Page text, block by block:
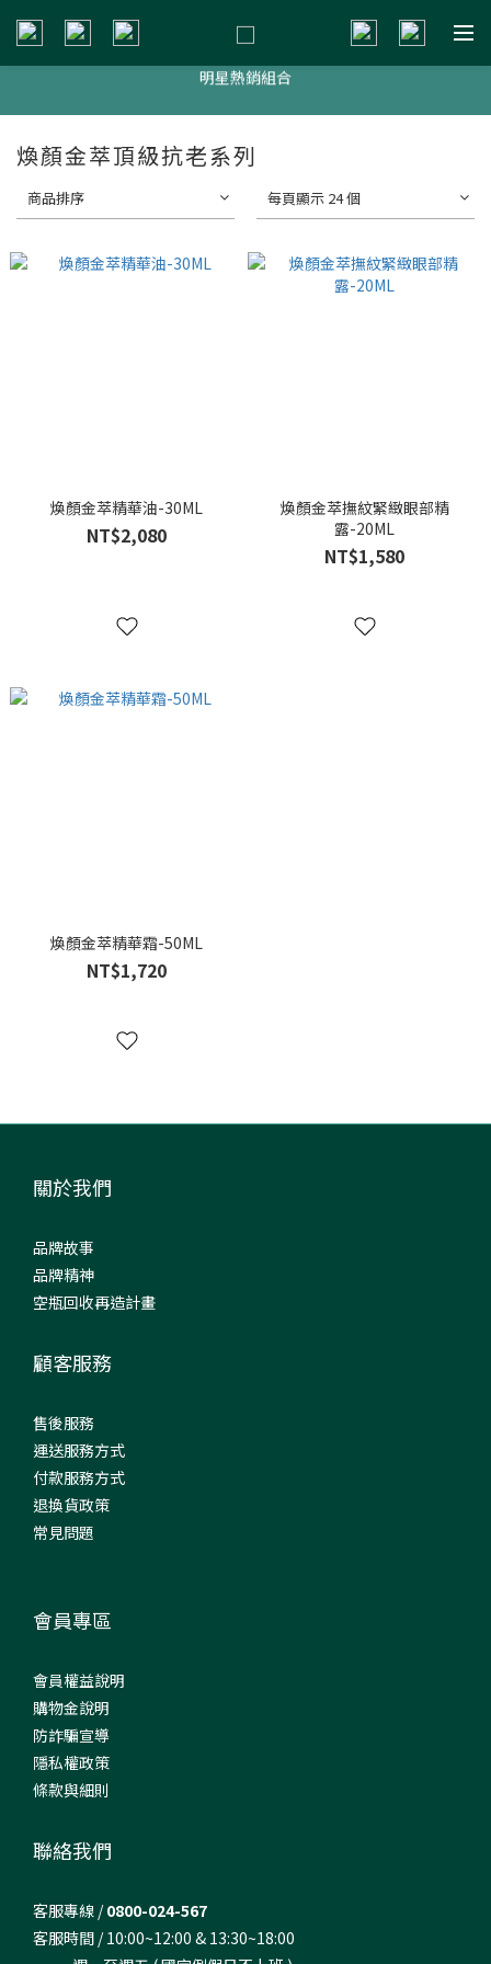
新會員贈$200購物金
新會員贈$200購物金
明星熱銷組合
新會員贈$200購物金
煥顏金萃頂級抗老系列
商品排序 每頁顯示 24 個
煥顏金萃精華油-30ML
NT$2,080
煥顏金萃撫紋緊緻眼部精
露-20ML
NT$1,580
煥顏金萃精華霜-50ML
NT$1,720
關於我們
品牌故事
品牌精神
空瓶回收再造計畫
顧客服務
售後服務
運送服務方式
付款服務方式
退換貨政策
常見問題
會員專區
會員權益說明
購物金說明
防詐騙宣導
隱私權政策
條款與細則
聯絡我們
客服專線 /0800-024-567
客服時間 / 10:00~12:00 & 13:30~18:00